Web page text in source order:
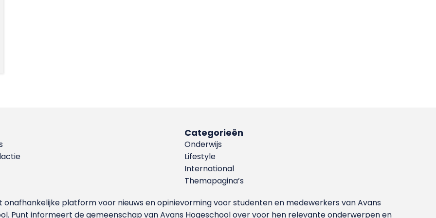
Categorieën
Onderwijs
Lifestyle
International
Themapagina’s
onafhankelijke platform voor nieuws en opinievorming voor studenten en medewerkers van Avans
Punt informeert de gemeenschap van Avans Hogeschool over voor hen relevante onderwerpen en